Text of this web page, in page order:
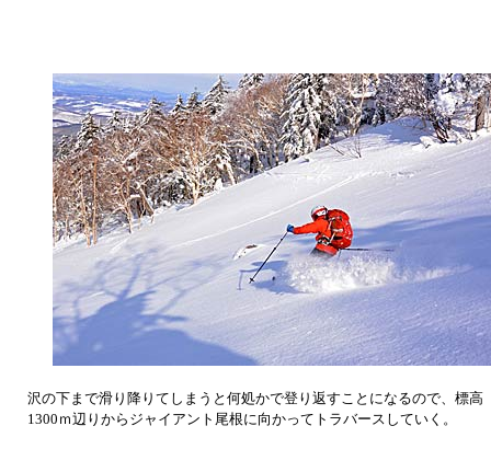
沢の下まで滑り降りてしまうと何処かで登り返すことになるので、標高
1300ｍ辺りからジャイアント尾根に向かってトラバースしていく。